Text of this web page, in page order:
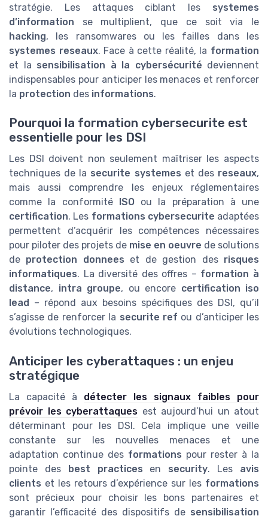
stratégie. Les attaques ciblant les systemes
d’information se multiplient, que ce soit via le
hacking, les ransomwares ou les failles dans les
systemes reseaux. Face à cette réalité, la formation
et la sensibilisation à la cybersécurité deviennent
indispensables pour anticiper les menaces et renforcer
la protection des informations.
Pourquoi la formation cybersecurite est
essentielle pour les DSI
Les DSI doivent non seulement maîtriser les aspects
techniques de la securite systemes et des reseaux,
mais aussi comprendre les enjeux réglementaires
comme la conformité
ISOou la préparation à une
certification. Les formations cybersecurite adaptées
permettent d’acquérir les compétences nécessaires
pour piloter des projets de mise en oeuvre de solutions
de protection donnees et de gestion des risques
informatiques. La diversité des offres – formation à
distance, intra groupe, ou encore certification iso
lead
– répond aux besoins spécifiques des DSI, qu’il
s’agisse de renforcer la securite ref ou d’anticiper les
évolutions technologiques.
Anticiper les cyberattaques : un enjeu
stratégique
La capacité à détecter les signaux faibles pour
prévoir les cyberattaques est aujourd’hui un atout
déterminant pour les DSI. Cela implique une veille
constante sur les nouvelles menaces et une
adaptation continue des formations pour rester à la
pointe des best practices en security. Les avis
clients et les retours d’expérience sur les formations
sont précieux pour choisir les bons partenaires et
garantir l’efficacité des dispositifs de sensibilisation